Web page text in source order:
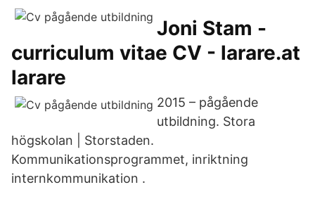
Joni Stam -
curriculum vitae CV - larare.at
larare
2015 – pågående
utbildning. Stora
högskolan | Storstaden.
Kommunikationsprogrammet, inriktning
internkommunikation .